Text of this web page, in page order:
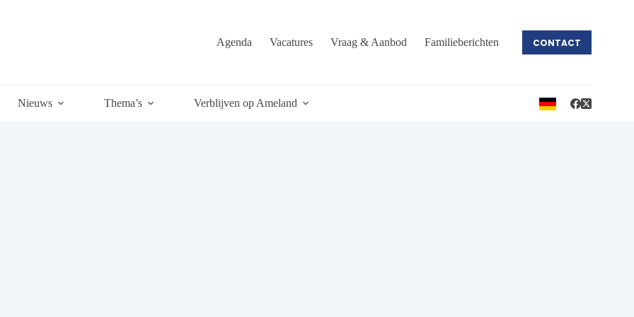
Agenda Vacatures Vraag & Aanbod Familieberichten CONTACT
Nieuws Thema’s Verblijven op Ameland